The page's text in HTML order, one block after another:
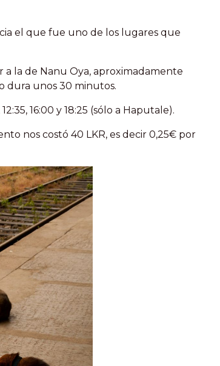
el que fue uno de los lugares que
la de Nanu Oya, aproximadamente
dura unos 30 minutos.
16:00 y 18:25 (sólo a Haputale).
nos costó 40 LKR, es decir 0,25€ por